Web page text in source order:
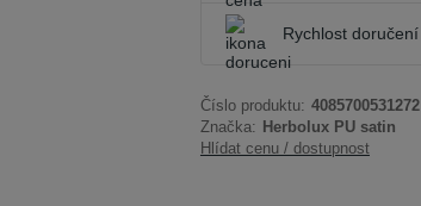
Rychlost doručení
Číslo produktu: 4085700531272
Značka: Herbolux PU satin
Hlídat cenu / dostupnost